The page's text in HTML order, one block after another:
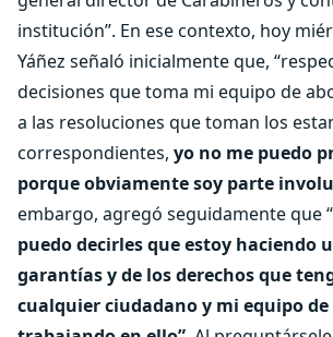
institución”. En ese contexto, hoy
Yáñez señaló inicialmente que,
decisiones que toma mi equipo de
a las resoluciones que toman los
correspondientes, yo no me puedo
porque obviamente soy parte
embargo, agregó seguidamente que
puedo decirles que estoy haciendo
garantías y de los derechos que
cualquier ciudadano y mi equipo de